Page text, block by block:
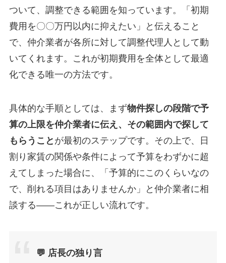
ついて、調整できる範囲を知っています。「初期
費用を〇〇万円以内に抑えたい」と伝えること
で、仲介業者が各所に対して調整代理人として動
いてくれます。これが初期費用を全体として最適
化できる唯一の方法です。
具体的な手順としては、まず物件探しの段階で予
算の上限を仲介業者に伝え、その範囲内で探して
もらうこと が最初のステップです。その上で、日
割り家賃の関係や条件によって予算をわずかに超
えてしまった場合に、「予算的にこのくらいなの
で、削れる項目はありませんか」と仲介業者に相
談する——これが正しい流れです。
💬 店長の独り言